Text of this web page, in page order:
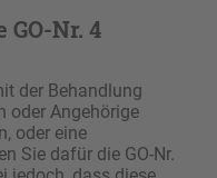
GO-Nr. 4
der Behandlung
oder Angehörige
oder eine
Sie dafür die GO-Nr.